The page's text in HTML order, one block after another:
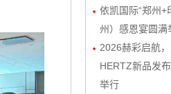
依凯国际“郑州+
州）感恩宴圆满
2026赫彩启航
HERTZ新品发
举行